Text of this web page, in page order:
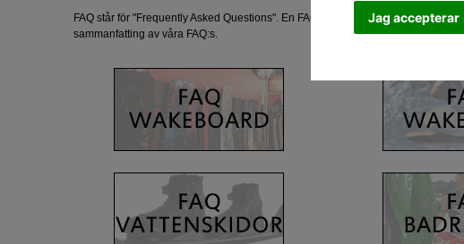
Jag accepterar
FAQ står för "Frequently Asked Questions". En FAQ sammanfattar de frågor
sammanfatting av våra FAQ:s.